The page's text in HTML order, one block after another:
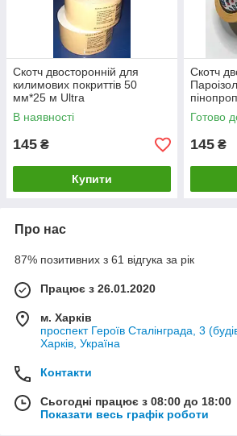
Скотч двосторонній для
килимових покриттів 50
мм*25 м Ultra
В наявності
145 ₴
Купити
Скотч
мм*25 м
Готово
145 ₴
Про нас
87% позитивних з 61 відгука за рік
Працює з 26.01.2020
м. Харків
проспект Героїв Сталінграда, 3
Харків, Україна
Контакти
Сьогодні працює з 08:00 до 18:00
Показати весь графік роботи